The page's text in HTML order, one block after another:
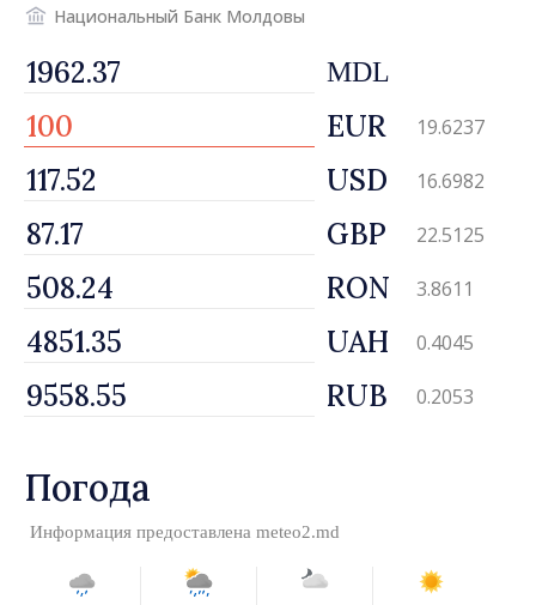
Национальный Банк Молдовы
MDL
EUR 19.6237
USD 16.6982
GBP 22.5125
RON 3.8611
UAH 0.4045
RUB 0.2053
Погода
Информация предоставлена meteo2.md